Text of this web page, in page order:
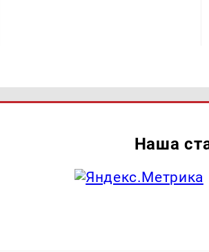
Наша